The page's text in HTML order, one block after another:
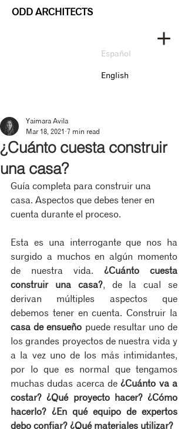
ODD ARCHITECTS
Español
English
¿Cuánto cuesta construir
una casa?
Yaimara Avila
Mar 18, 2021 7 min read
Guía completa para construir una
casa. Aspectos que debes tener en
cuenta durante el proceso.
Esta es una interrogante que nos ha
surgido a muchos en algún momento
de nuestra vida. ¿Cuánto cuesta
construir una casa?, de la cual se
derivan múltiples aspectos que
casa de ensueño puede resultar uno de
los grandes proyectos de nuestra vida y
a la vez uno de los más intimidantes,
por lo que es normal que tengamos
muchas dudas acerca de ¿Cuánto va a
costar? ¿Qué proyecto hacer? ¿Cómo
hacerlo? ¿En qué equipo de expertos
debo confiar? ¿Qué materiales utilizar?